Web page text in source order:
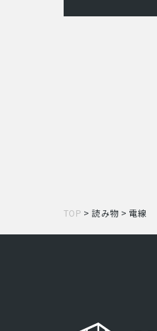
TOP >読み物> 電線